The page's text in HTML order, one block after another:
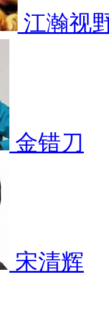
江瀚视
金错刀
宋清辉